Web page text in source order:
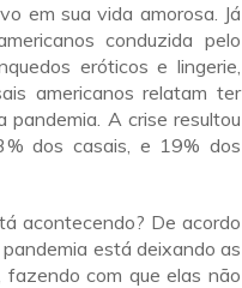
em sua vida amorosa. Já
conduzida pelo
eróticos e lingerie,
americanos relatam ter
pandemia. A crise resultou
dos casais, e 19% dos
acontecendo? De acordo
está deixando as
com que elas não